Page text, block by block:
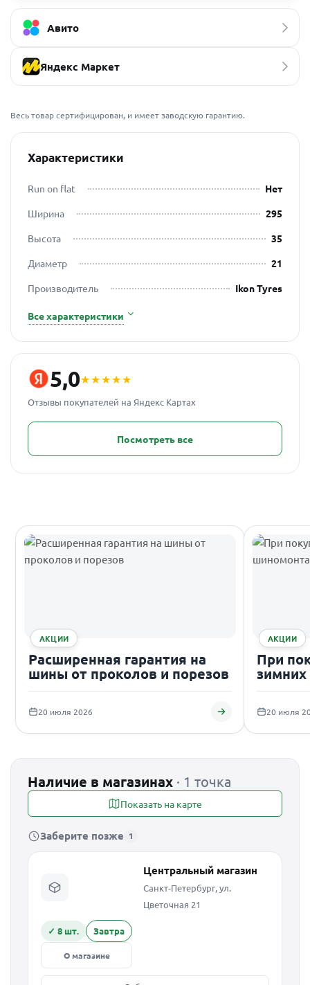
Авито
Яндекс Маркет
Весь товар сертифицирован, и имеет заводскую гарантию.
Характеристики
Run on flat
Нет
Ширина
295
Высота
35
Диаметр
21
Производитель
Ikon Tyres
Все характеристики
5,0★★★★★
Отзывы покупателей на Яндекс Картах
Посмотреть все
АКЦИИ
Расширенная гарантия на
шины от проколов и порезов
20 июля 2026
АКЦИИ
При
20 июля
Наличие в магазинах · 1 точка
Показать на карте
Заберите позже 1
Центральный магазин
Санкт-Петербург, ул.
Цветочная 21
✓ 8 шт. Завтра
О магазине